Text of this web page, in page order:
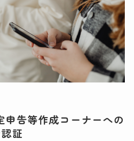
申告等作成コーナーへの
証